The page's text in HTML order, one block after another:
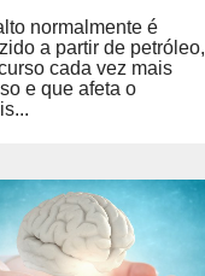
normalmente é
a partir de petróleo,
cada vez mais
e que afeta o